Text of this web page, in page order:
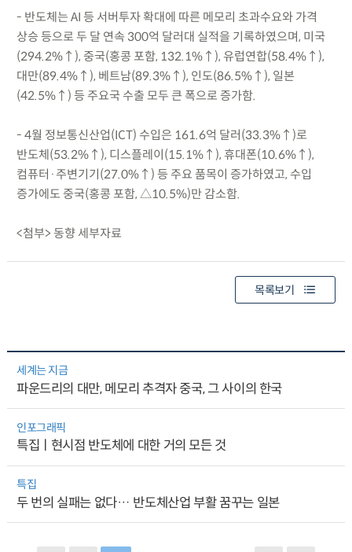
- 반도체는 AI 등 서버투자 확대에 따른 메모리 초과수요와 가격
상승 등으로 두 달 연속 300억 달러대 실적을 기록하였으며, 미국
(294.2%↑), 중국(홍콩 포함, 132.1%↑), 유럽연합(58.4%↑),
대만(89.4%↑), 베트남(89.3%↑), 인도(86.5%↑), 일본
(42.5%↑) 등 주요국 수출 모두 큰 폭으로 증가함.
- 4월 정보통신산업(ICT) 수입은 161.6억 달러(33.3%↑)로
반도체(53.2%↑), 디스플레이(15.1%↑), 휴대폰(10.6%↑),
컴퓨터·주변기기(27.0%↑) 등 주요 품목이 증가하였고, 수입
증가에도 중국(홍콩 포함, △10.5%)만 감소함.
<첨부> 동향 세부자료
목록보기
세계는 지금
파운드리의 대만, 메모리 추격자 중국, 그 사이의 한국
인포그래픽
특집ㅣ현시점 반도체에 대한 거의 모든 것
특집
두 번의 실패는 없다… 반도체산업 부활 꿈꾸는 일본